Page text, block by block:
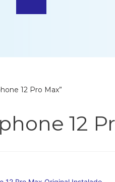
12 Pro Max”
12